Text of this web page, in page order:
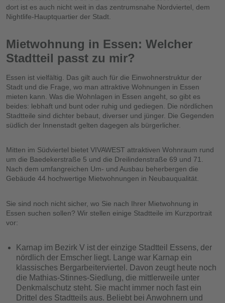
dort ist es auch nicht weit in das zentrumsnahe Nordviertel, dem
Nightlife-Hauptquartier der Stadt.
Mietwohnung in Essen: Welcher
Stadtteil passt zu mir?
Essen ist vielfältig. Das gilt auch für die Einwohnerstruktur der
Stadt und die Frage, wo man attraktive Wohnungen in Essen
mieten kann. Was die Wohnlagen in Essen angeht, so gibt es
beides: lebhaft und bunt oder ruhig und gediegen. Die nördlichen
Stadtteile sind dichter bebaut, diverser und jünger. Die Gegenden
südlich der Innenstadt gelten dagegen als bürgerlicher.
Mitten im Südviertel bietet VIVAWEST attraktiven Wohnraum rund
um die Baedekerstraße 5 und die Dreilindenstraße 69 und 71.
Nach dem umfangreichen Um- und Ausbau beherbergen die
Gebäude 44 hochwertige Mietwohnungen in Neubauqualität.
Sie sind noch nicht sicher, wo Sie nach Ihrer Mietwohnung in
Essen suchen sollen? Wir stellen einige Stadtteile im Kurzportrait
vor:
Karnap im Bezirk V ist der einzige Stadtteil Essens, der
nördlich der Emscher liegt. Lange war Karnap ein
klassisches Bergarbeiterviertel. Davon zeugt heute noch
die Mathias-Stinnes-Siedlung, die mittlerweile unter
Denkmalschutz steht. Sie macht immer noch fast ein
Drittel des Stadtteils aus. Beliebt bei Anwohnern und